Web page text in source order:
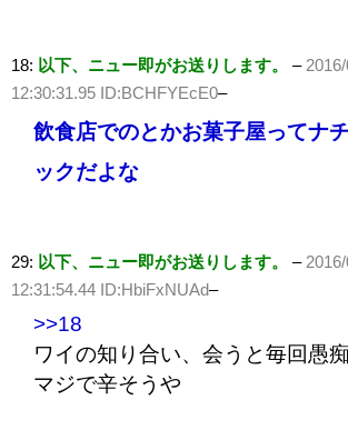
18: 以下、ニュー即がお送りします。 –2016/
12:30:31.95 ID:BCHFYEcE0–
飲食店でのとかお菓子屋ってナ
ックだよな
29: 以下、ニュー即がお送りします。 –2016/
12:31:54.44 ID:HbiFxNUAd–
>>18
ワイの知り合い、会うと毎回愚
マジで辛そうや